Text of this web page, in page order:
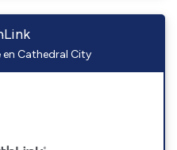
Cathedral City